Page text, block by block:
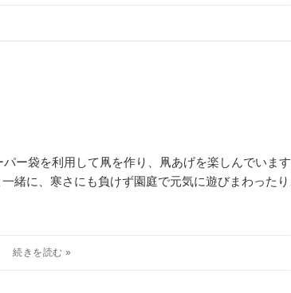
ー袋を利用して凧を作り、凧あげを楽しんでいま
緒に、寒さにも負けず園庭で元気に遊びまわった